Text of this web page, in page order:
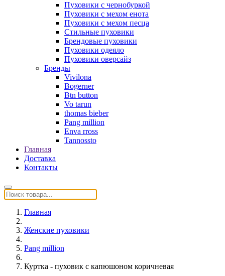
Пуховики с чернобуркой
Пуховики с мехом енота
Пуховики с мехом песца
Стильные пуховики
Брендовые пуховики
Пуховики одеяло
Пуховики оверсайз
Бренды
Vivilona
Bogerner
Btn button
Vo tarun
thomas bieber
Pang million
Enva rross
Tannossto
Главная
Доставка
Контакты
Главная
Женские пуховики
Pang million
Куртка - пуховик с капюшоном коричневая